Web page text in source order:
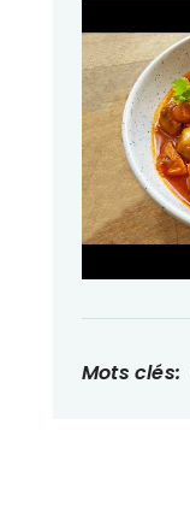
Mots clés: